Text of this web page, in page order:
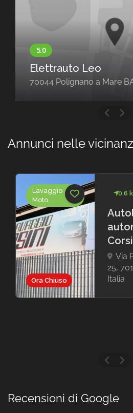
Via Emilia,
Italia
Annunci nelle
Ora Chiuso
Lavaggio
Moto
0.6
Via
25,
Italia
Recensioni di Google